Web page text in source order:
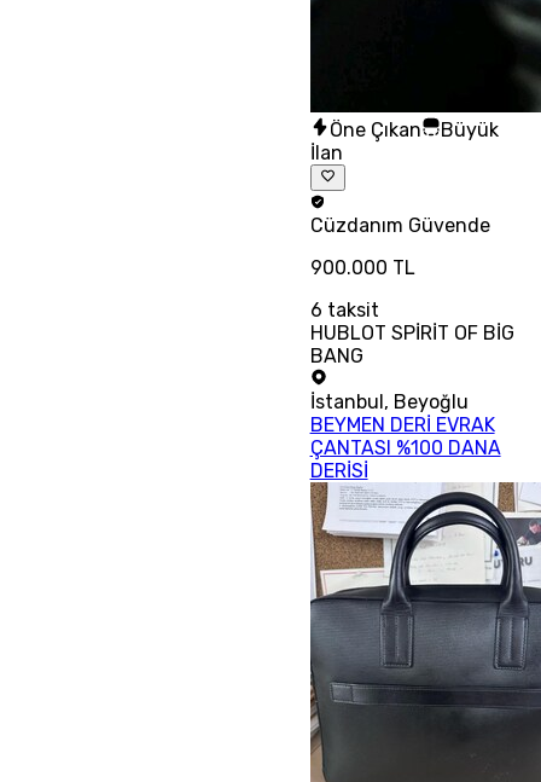
Öne Çıkan
Büyük
İlan
Cüzdanım Güvende
900.000 TL
6 taksit
HUBLOT SPİRİT OF BİG
BANG
İstanbul, Beyoğlu
BEYMEN DERİ EVRAK
ÇANTASI %100 DANA
DERİSİ